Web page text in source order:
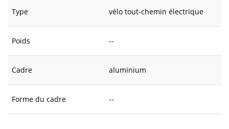
Type vélo tout-chemin électrique
Poids --
Cadre aluminium
Forme du cadre --